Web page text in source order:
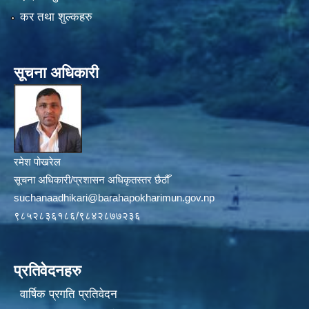
कर तथा शुल्कहरु
सूचना अधिकारी
रमेश पोखरेल
सूचना अधिकारी/प्रशासन अधिकृतस्तर छैठौँ
suchanaadhikari@barahapokharimun.gov.np
९८५२८३६१८६/९८४२८७७२३६
प्रतिवेदनहरु
वार्षिक प्रगति प्रतिवेदन